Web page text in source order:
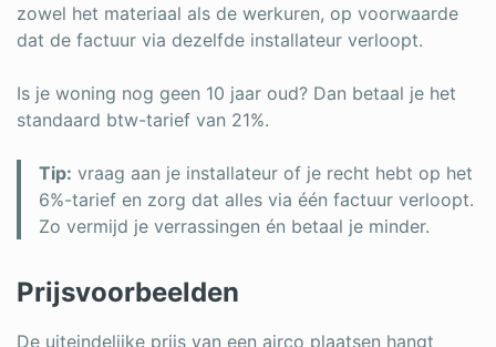
zowel het materiaal als de werkuren, op voorwaarde
dat de factuur via dezelfde installateur verloopt.
Is je woning nog geen 10 jaar oud? Dan betaal je het
standaard btw-tarief van 21%.
Tip: vraag aan je installateur of je recht hebt op het
6%-tarief en zorg dat alles via één factuur verloopt.
Zo vermijd je verrassingen én betaal je minder.
Prijsvoorbeelden
De uiteindelijke prijs van een airco plaatsen hangt